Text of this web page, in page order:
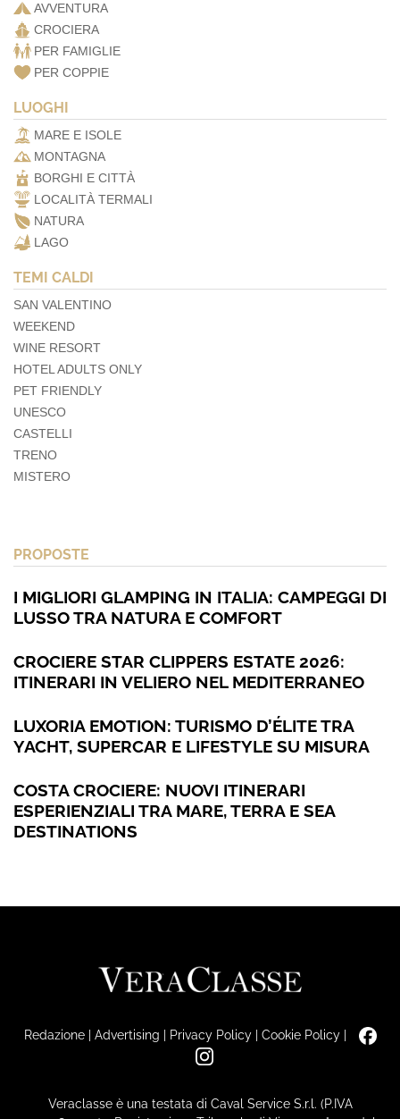
AVVENTURA
CROCIERA
PER FAMIGLIE
PER COPPIE
LUOGHI
MARE E ISOLE
MONTAGNA
BORGHI E CITTÀ
LOCALITÀ TERMALI
NATURA
LAGO
TEMI CALDI
SAN VALENTINO
WEEKEND
WINE RESORT
HOTEL ADULTS ONLY
PET FRIENDLY
UNESCO
CASTELLI
TRENO
MISTERO
PROPOSTE
I MIGLIORI GLAMPING IN ITALIA: CAMPEGGI DI
LUSSO TRA NATURA E COMFORT
CROCIERE STAR CLIPPERS ESTATE 2026:
ITINERARI IN VELIERO NEL MEDITERRANEO
LUXORIA EMOTION: TURISMO D’ÉLITE TRA
YACHT, SUPERCAR E LIFESTYLE SU MISURA
COSTA CROCIERE: NUOVI ITINERARI
ESPERIENZIALI TRA MARE, TERRA E SEA
DESTINATIONS
Redazione| Advertising | Privacy Policy| Cookie Policy|
Veraclasse è una testata di Caval Service S.r.l. (P.IVA